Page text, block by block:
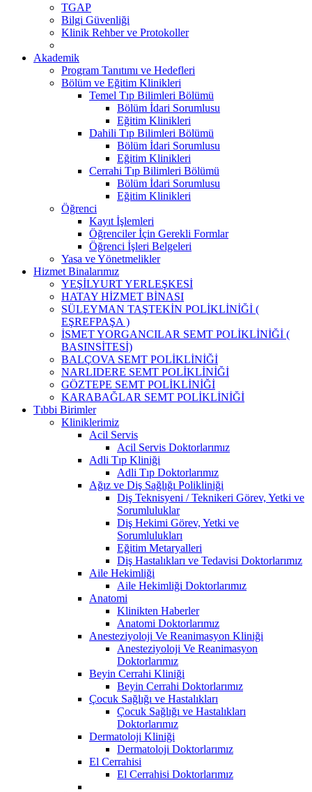
TGAP
Bilgi Güvenliği
Klinik Rehber ve Protokoller
Akademik
Program Tanıtımı ve Hedefleri
Bölüm ve Eğitim Klinikleri
Temel Tıp Bilimleri Bölümü
Bölüm İdari Sorumlusu
Eğitim Klinikleri
Dahili Tıp Bilimleri Bölümü
Bölüm İdari Sorumlusu
Eğitim Klinikleri
Cerrahi Tıp Bilimleri Bölümü
Bölüm İdari Sorumlusu
Eğitim Klinikleri
Öğrenci
Kayıt İşlemleri
Öğrenciler İçin Gerekli Formlar
Öğrenci İşleri Belgeleri
Yasa ve Yönetmelikler
Hizmet Binalarımız
YEŞİLYURT YERLEŞKESİ
HATAY HİZMET BİNASI
SÜLEYMAN TAŞTEKİN POLİKLİNİĞİ (
EŞREFPAŞA )
İSMET YORGANCILAR SEMT POLİKLİNİĞİ (
BASINSİTESİ)
BALÇOVA SEMT POLİKLİNİĞİ
NARLIDERE SEMT POLİKLİNİĞİ
GÖZTEPE SEMT POLİKLİNİĞİ
KARABAĞLAR SEMT POLİKLİNİĞİ
Tıbbi Birimler
Kliniklerimiz
Acil Servis
Acil Servis Doktorlarımız
Adli Tıp Kliniği
Adli Tıp Doktorlarımız
Ağız ve Diş Sağlığı Polikliniği
Diş Teknisyeni / Teknikeri Görev, Yetki ve
Sorumluluklar
Diş Hekimi Görev, Yetki ve
Sorumlulukları
Eğitim Metaryalleri
Diş Hastalıkları ve Tedavisi Doktorlarımız
Aile Hekimliği
Aile Hekimliği Doktorlarımız
Anatomi
Klinikten Haberler
Anatomi Doktorlarımız
Anesteziyoloji Ve Reanimasyon Kliniği
Anesteziyoloji Ve Reanimasyon
Doktorlarımız
Beyin Cerrahi Kliniği
Beyin Cerrahi Doktorlarımız
Çocuk Sağlığı ve Hastalıkları
Çocuk Sağlığı ve Hastalıkları
Doktorlarımız
Dermatoloji Kliniği
Dermatoloji Doktorlarımız
El Cerrahisi
El Cerrahisi Doktorlarımız